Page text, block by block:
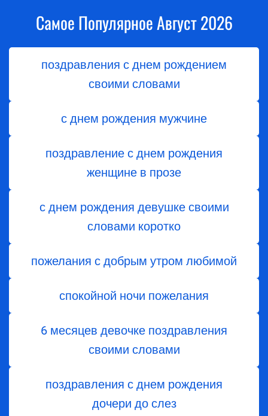
Самое Популярное Август 2026
поздравления с днем рождением
своими словами
с днем рождения мужчине
поздравление с днем рождения
женщине в прозе
с днем рождения девушке своими
словами коротко
пожелания с добрым утром любимой
спокойной ночи пожелания
6 месяцев девочке поздравления
своими словами
поздравления с днем ​​рождения
дочери до слез